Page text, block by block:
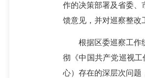
作的决策部署及省委、
馈意见，并对巡察整改
根据区委巡察工作统
彻《中国共产党巡视
心）存在的深层次问题